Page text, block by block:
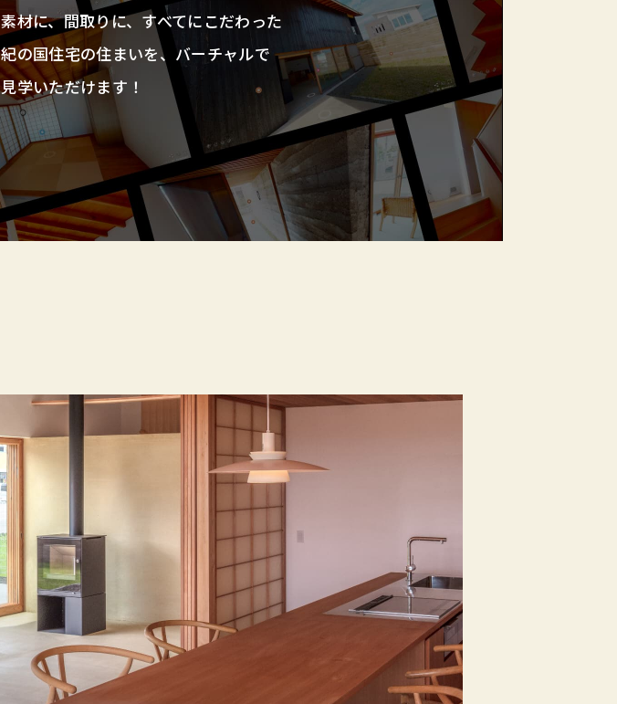
素材に、間取りに、すべてにこだわった
紀の国住宅の住まいを、バーチャルで
見学いただけます！